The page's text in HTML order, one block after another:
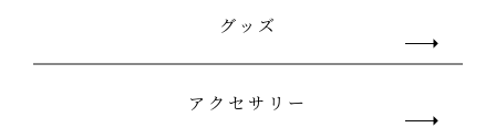
グッズ
アクセサリー